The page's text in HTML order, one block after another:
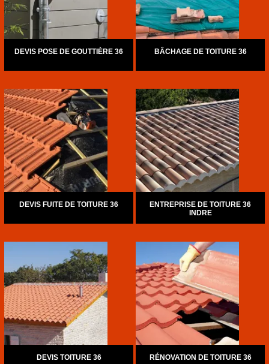
DEVIS POSE DE GOUTTIÈRE 36 BÂCHAGE DE TOITURE 36
DEVIS FUITE DE TOITURE 36
ENTREPRISE DE TOITURE 36
INDRE
DEVIS TOITURE 36 RÉNOVATION DE TOITURE 36